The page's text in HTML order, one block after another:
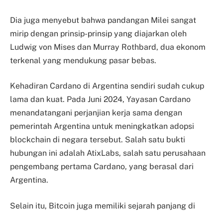
Dia juga menyebut bahwa pandangan Milei sangat
mirip dengan prinsip-prinsip yang diajarkan oleh
Ludwig von Mises dan Murray Rothbard, dua ekonom
terkenal yang mendukung pasar bebas.
Kehadiran Cardano di Argentina sendiri sudah cukup
lama dan kuat. Pada Juni 2024, Yayasan Cardano
menandatangani perjanjian kerja sama dengan
pemerintah Argentina untuk meningkatkan adopsi
blockchain di negara tersebut. Salah satu bukti
hubungan ini adalah AtixLabs, salah satu perusahaan
pengembang pertama Cardano, yang berasal dari
Argentina.
Selain itu, Bitcoin juga memiliki sejarah panjang di